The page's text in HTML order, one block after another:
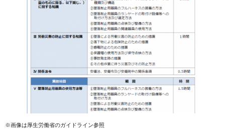
※画像は厚生労働省のガイドライン参照